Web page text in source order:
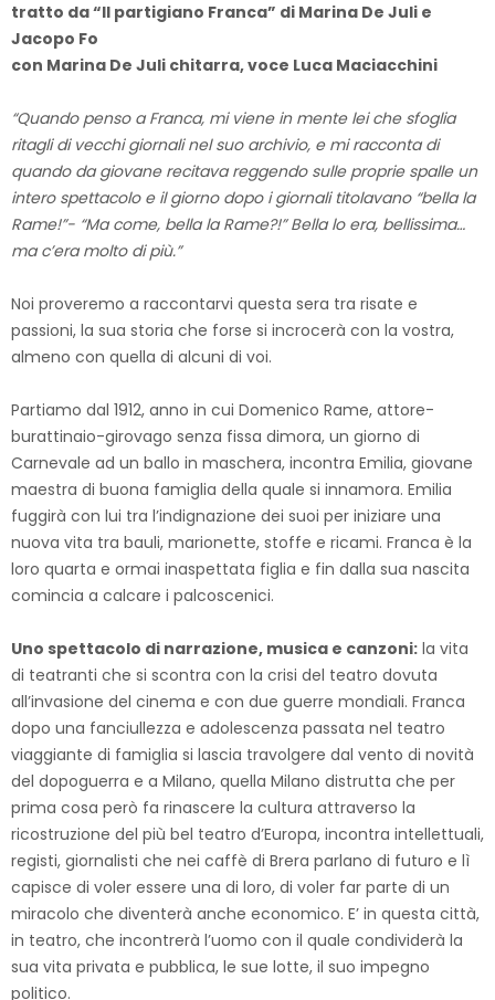
tratto da “Il partigiano Franca” di Marina De Juli e
Jacopo Fo
con Marina De Juli chitarra, voce Luca Maciacchini
“Quando penso a Franca, mi viene in mente lei che sfoglia
ritagli di vecchi giornali nel suo archivio, e mi racconta di
quando da giovane recitava reggendo sulle proprie spalle un
intero spettacolo e il giorno dopo i giornali titolavano “bella la
Rame!”- “Ma come, bella la Rame?!” Bella lo era, bellissima…
ma c’era molto di più.”
Noi proveremo a raccontarvi questa sera tra risate e
passioni, la sua storia che forse si incrocerà con la vostra,
almeno con quella di alcuni di voi.
Partiamo dal 1912, anno in cui Domenico Rame, attore-
burattinaio-girovago senza fissa dimora, un giorno di
Carnevale ad un ballo in maschera, incontra Emilia, giovane
maestra di buona famiglia della quale si innamora. Emilia
fuggirà con lui tra l’indignazione dei suoi per iniziare una
nuova vita tra bauli, marionette, stoffe e ricami. Franca è la
loro quarta e ormai inaspettata figlia e fin dalla sua nascita
comincia a calcare i palcoscenici.
Uno spettacolo di narrazione, musica e canzoni: la vita
di teatranti che si scontra con la crisi del teatro dovuta
all’invasione del cinema e con due guerre mondiali. Franca
dopo una fanciullezza e adolescenza passata nel teatro
viaggiante di famiglia si lascia travolgere dal vento di novità
del dopoguerra e a Milano, quella Milano distrutta che per
prima cosa però fa rinascere la cultura attraverso la
ricostruzione del più bel teatro d’Europa, incontra intellettuali,
registi, giornalisti che nei caffè di Brera parlano di futuro e lì
capisce di voler essere una di loro, di voler far parte di un
miracolo che diventerà anche economico. E’ in questa città,
in teatro, che incontrerà l’uomo con il quale condividerà la
sua vita privata e pubblica, le sue lotte, il suo impegno
politico.